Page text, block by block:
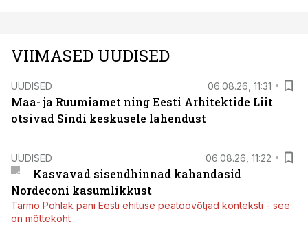
VIIMASED UUDISED
UUDISED 06.08.26, 11:31
Maa- ja Ruumiamet ning Eesti Arhitektide Liit
otsivad Sindi keskusele lahendust
UUDISED 06.08.26, 11:22
Kasvavad sisendhinnad kahandasid
Nordeconi kasumlikkust
Tarmo Pohlak pani Eesti ehituse peatöövõtjad konteksti - see
on mõttekoht